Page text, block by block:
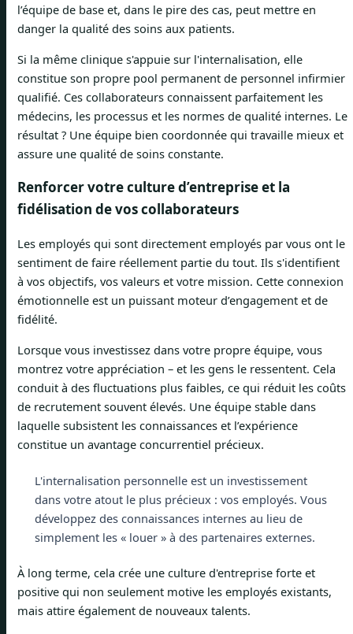
l’équipe de base et, dans le pire des cas, peut mettre en
danger la qualité des soins aux patients.
Si la même clinique s'appuie sur l'internalisation, elle
constitue son propre pool permanent de personnel infirmier
qualifié. Ces collaborateurs connaissent parfaitement les
médecins, les processus et les normes de qualité internes. Le
résultat ? Une équipe bien coordonnée qui travaille mieux et
assure une qualité de soins constante.
Renforcer votre culture d’entreprise et la
fidélisation de vos collaborateurs
Les employés qui sont directement employés par vous ont le
sentiment de faire réellement partie du tout. Ils s'identifient
à vos objectifs, vos valeurs et votre mission. Cette connexion
émotionnelle est un puissant moteur d’engagement et de
fidélité.
Lorsque vous investissez dans votre propre équipe, vous
montrez votre appréciation – et les gens le ressentent. Cela
conduit à des fluctuations plus faibles, ce qui réduit les coûts
de recrutement souvent élevés. Une équipe stable dans
laquelle subsistent les connaissances et l’expérience
constitue un avantage concurrentiel précieux.
L'internalisation personnelle est un investissement
dans votre atout le plus précieux : vos employés. Vous
développez des connaissances internes au lieu de
simplement les « louer » à des partenaires externes.
À long terme, cela crée une culture d'entreprise forte et
positive qui non seulement motive les employés existants,
mais attire également de nouveaux talents.